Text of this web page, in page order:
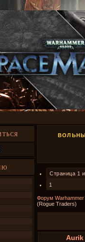
Страница 1
1
Форум Warhammer
(Rogue Traders)
Aurik